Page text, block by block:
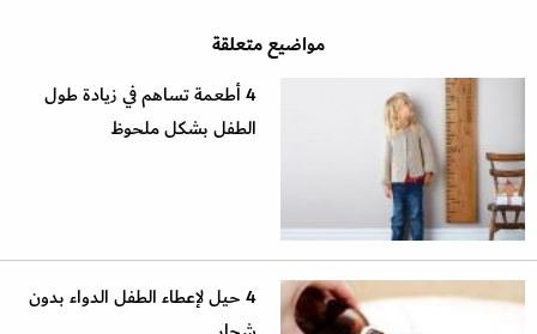
مواضيع متعلقة
4 أطعمة تساهم في زيادة طول
الطفل بشكل ملحوظ
4 حيل لإعطاء الطفل الدواء بدون